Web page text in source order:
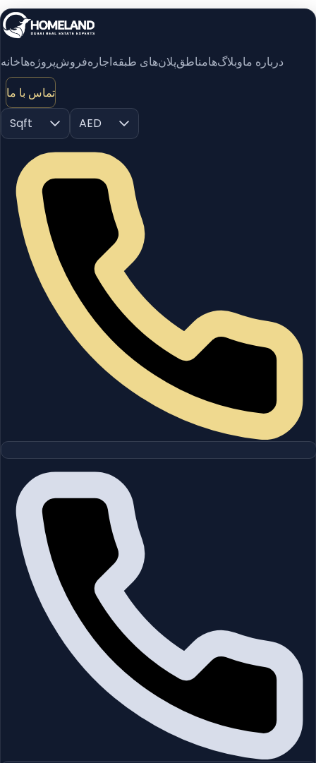
خانهپروژه‌هافروشاجارهپلان‌های طبقهمناطقوبلاگ‌هادرباره ما
تماس با ما
Sqft
AED